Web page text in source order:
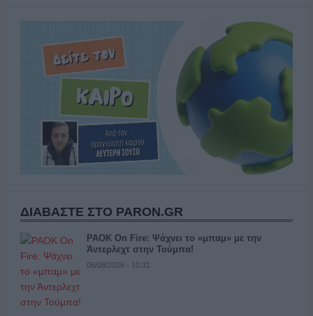
ΔΙΑΒΑΣΤΕ ΣΤΟ PARON.GR
PAOK On Fire: Ψάχνει το «μπαμ» με την
Άντερλεχτ στην Τούμπα!
06/08/2026 - 10:31